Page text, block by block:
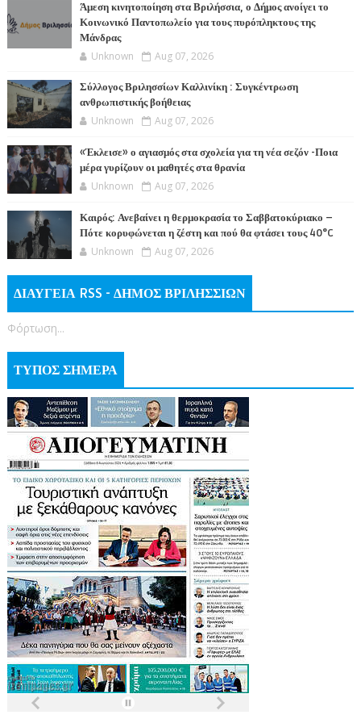
Άμεση κινητοποίηση στα Βριλήσσια, ο Δήμος ανοίγει το
Κοινωνικό Παντοπωλείο για τους πυρόπληκτους της
Μάνδρας
Unknown Aug 07, 2026
Σύλλογος Βριλησσίων Καλλινίκη : Συγκέντρωση
ανθρωπιστικής βοήθειας
Unknown Aug 07, 2026
«Έκλεισε» ο αγιασμός στα σχολεία για τη νέα σεζόν -Ποια
μέρα γυρίζουν οι μαθητές στα θρανία
Unknown Aug 07, 2026
Καιρός: Ανεβαίνει η θερμοκρασία το Σαββατοκύριακο –
Πότε κορυφώνεται η ζέστη και πού θα φτάσει τους 40°C
Unknown Aug 07, 2026
ΔΙΑΥΓΕΙΑ RSS - ΔΗΜΟΣ ΒΡΙΛΗΣΣΙΩΝ
Φόρτωση...
ΤΥΠΟΣ ΣΗΜΕΡΑ